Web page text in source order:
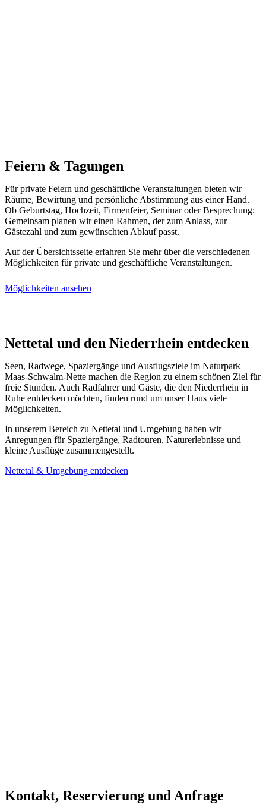
Feiern & Tagungen
Für private Feiern und geschäftliche Veranstaltungen bieten wir
Räume, Bewirtung und persönliche Abstimmung aus einer Hand.
Ob Geburtstag, Hochzeit, Firmenfeier, Seminar oder Besprechung:
Gemeinsam planen wir einen Rahmen, der zum Anlass, zur
Gästezahl und zum gewünschten Ablauf passt.
Auf der Übersichtsseite erfahren Sie mehr über die verschiedenen
Möglichkeiten für private und geschäftliche Veranstaltungen.
Möglichkeiten ansehen
Nettetal und den Niederrhein entdecken
Seen, Radwege, Spaziergänge und Ausflugsziele im Naturpark
Maas-Schwalm-Nette machen die Region zu einem schönen Ziel für
freie Stunden. Auch Radfahrer und Gäste, die den Niederrhein in
Ruhe entdecken möchten, finden rund um unser Haus viele
Möglichkeiten.
In unserem Bereich zu Nettetal und Umgebung haben wir
Anregungen für Spaziergänge, Radtouren, Naturerlebnisse und
kleine Ausflüge zusammengestellt.
Nettetal & Umgebung entdecken
Kontakt, Reservierung und Anfrage